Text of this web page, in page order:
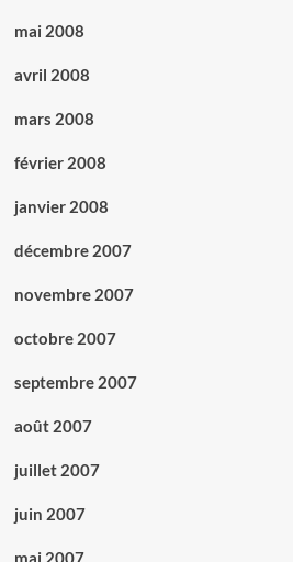
mai 2008
avril 2008
mars 2008
février 2008
janvier 2008
décembre 2007
novembre 2007
octobre 2007
septembre 2007
août 2007
juillet 2007
juin 2007
mai 2007